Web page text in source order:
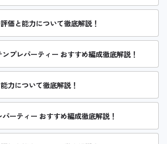
価と能力について徹底解説！
プレパーティー おすすめ編成徹底解説！
力について徹底解説！
ーティー おすすめ編成徹底解説！